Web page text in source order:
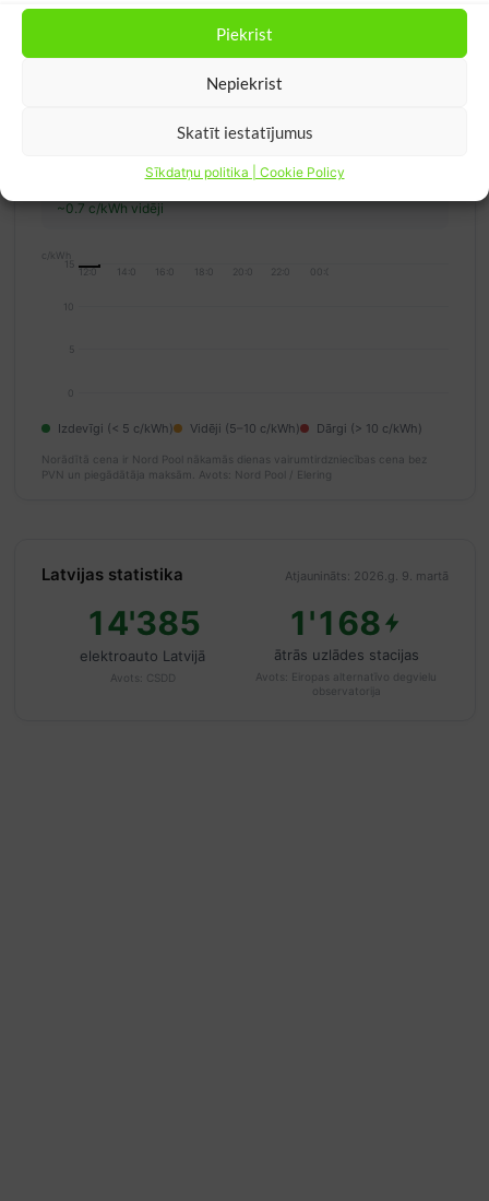
Piekrist
Nepiekrist
Skatīt iestatījumus
Sīkdatņu politika | Cookie Policy
12:30–15:30 (pirmd., 10.08.)
~0.7 c/kWh vidēji
c/kWh
0
5
10
15
12:00 14:00 16:00 18:00 20:00 22:00 00:00
Izdevīgi (< 5 c/kWh) Vidēji (5–10 c/kWh) Dārgi (> 10 c/kWh)
Norādītā cena ir Nord Pool nākamās dienas vairumtirdzniecības cena bez
PVN un piegādātāja maksām.
Avots: Nord Pool / Elering
Latvijas statistika Atjaunināts: 2026.g. 9. martā
14'385
elektroauto Latvijā
Avots: CSDD
1'168
ātrās uzlādes stacijas
Avots: Eiropas alternatīvo degvielu
observatorija